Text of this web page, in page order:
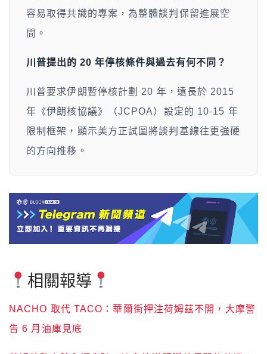
容易取得共識的專案，為整體談判保留進展空
間。
川普提出的 20 年停核條件與過去有何不同？
川普要求伊朗暫停核計劃 20 年，遠長於 2015
年《伊朗核協議》（JCPOA）設定的 10-15 年
限制框架，顯示美方正試圖將談判基線往更強硬
的方向推移。
相關報導
NACHO 取代 TACO：華爾街押注荷姆茲不開，大摩警
告 6 月油庫見底